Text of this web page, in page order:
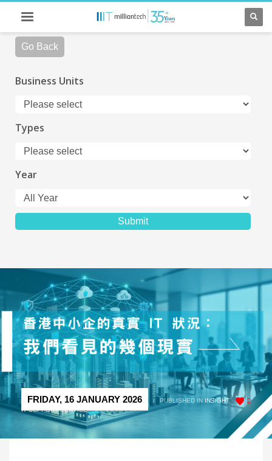
Go Back
Business Units
Types
Year
2
FRIDAY, 16 JANUARY 2026 / PUBLISHED IN INSIGHT,
IT SUPPORT SERVICE